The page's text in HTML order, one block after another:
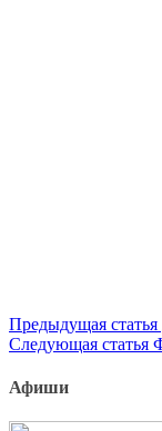
Продолжить
чтение
Предыдущая статья
Следующая статья
Афиши